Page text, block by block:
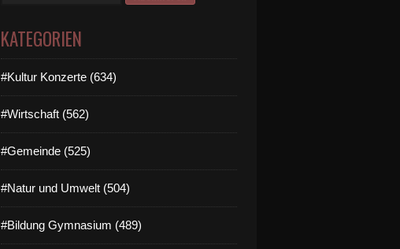
KATEGORIEN
#Kultur Konzerte (634)
#Wirtschaft (562)
#Gemeinde (525)
#Natur und Umwelt (504)
#Bildung Gymnasium (489)